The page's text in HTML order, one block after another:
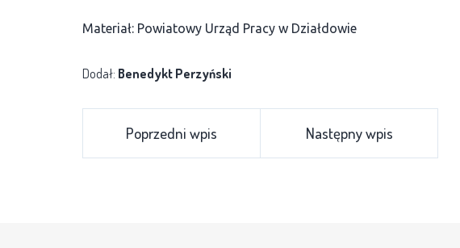
Materiał: Powiatowy Urząd Pracy w Działdowie
Dodał: Benedykt Perzyński
Poprzedni wpis Następny wpis